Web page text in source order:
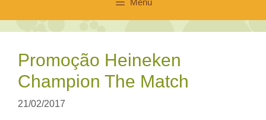
Menu
Promoção Heineken
Champion The Match
21/02/2017